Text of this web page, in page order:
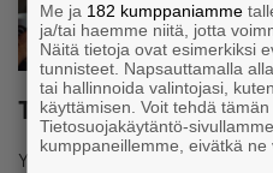
Tavoitteemme
Yrittäjät vaikuttaa
Me ja 182 kumppaniamme
ja/tai haemme niitä, jotta
Näitä tietoja ovat esimerkiksi
tunnisteet. Napsauttamalla
tai hallinnoida valintojasi,
käyttämisen. Voit tehdä
Tietosuojakäytäntö-
kumppaneillemme, eivätkä ne